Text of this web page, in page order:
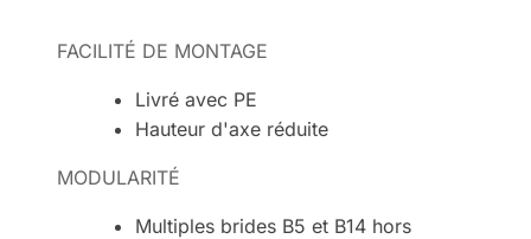
FACILITÉ DE MONTAGE
Livré avec PE
Hauteur d'axe réduite
MODULARITÉ
Multiples brides B5 et B14 hors